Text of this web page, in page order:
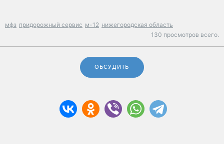
мфз придорожный сервис м-12 нижегородская область
130 просмотров всего.
ОБСУДИТЬ